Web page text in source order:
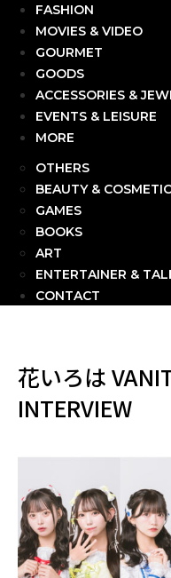
FASHION
MOVIES & VIDEO
GOURMET
GOODS
ACCESSORIES &
EVENTS & LEISURE
MORE
OTHERS
BEAUTY &
GAMES
BOOKS
ART
ENTERTAINER &
CONTACT
花いろは
INTERVIEW